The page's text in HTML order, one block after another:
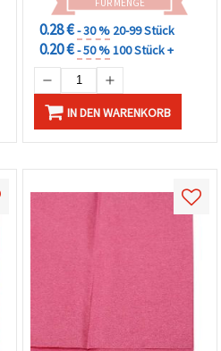
0.28 €- 30 % 20-99 Stück
0.20 €- 50 %100 Stück +
IN DEN WARENKORB